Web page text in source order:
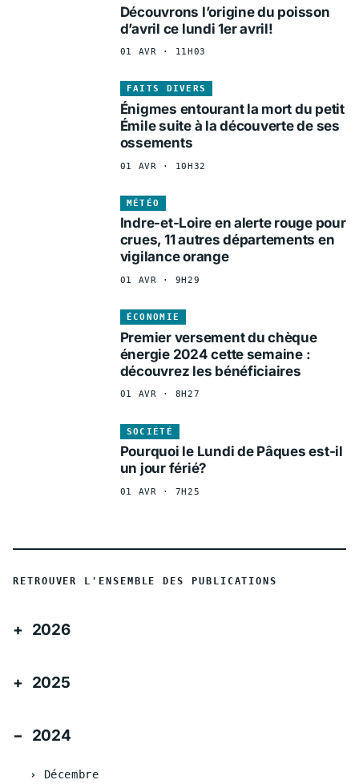
Découvrons l’origine du poisson
d’avril ce lundi 1er avril!
01 AVR · 11H03
FAITS DIVERS
Énigmes entourant la mort du petit
Émile suite à la découverte de ses
ossements
01 AVR · 10H32
MÉTÉO
Indre-et-Loire en alerte rouge pour
crues, 11 autres départements en
vigilance orange
01 AVR · 9H29
ÉCONOMIE
Premier versement du chèque
énergie 2024 cette semaine :
découvrez les bénéficiaires
01 AVR · 8H27
SOCIÉTÉ
Pourquoi le Lundi de Pâques est-il
un jour férié?
01 AVR · 7H25
RETROUVER L'ENSEMBLE DES PUBLICATIONS
2026
2025
2024
Décembre